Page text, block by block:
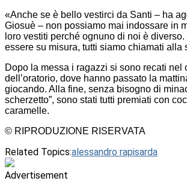
«Anche se è bello vestirci da Santi – ha
Giosuè – non possiamo mai indossare in
loro vestiti perché ognuno di noi è
essere su misura, tutti siamo chiamati alla
Dopo la messa i ragazzi si sono recati nel
dell’oratorio, dove hanno passato la
giocando. Alla fine, senza bisogno di
scherzetto”, sono stati tutti premiati con
caramelle.
© RIPRODUZIONE RISERVATA
Related Topics:alessandro rapisarda
Advertisement